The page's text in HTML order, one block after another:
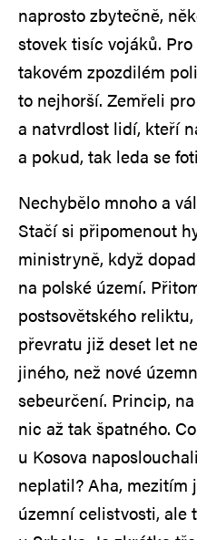
naprosto zbytečně,
stovek tisíc vojáků.
takovém zpozdilém
to nejhorší. Zemřeli
a natvrdlost lidí, kteří
a pokud, tak leda se
Nechybělo mnoho a
Stačí si připomenout
ministryně, když
na polské území.
postsovětského
převratu již deset let
jiného, než nové
sebeurčení. Princip,
nic až tak špatného.
u Kosova
neplatil? Aha,
územní celistvosti, ale